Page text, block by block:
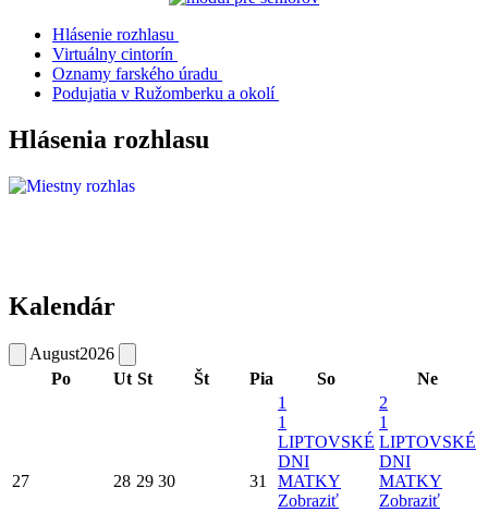
Hlásenie rozhlasu
Virtuálny cintorín
Oznamy farského úradu
Podujatia v Ružomberku a okolí
Hlásenia rozhlasu
Kalendár
August2026
Po
Ut St Št Pia So Ne
27 28 29 30 31
1
1
LIPTOVSKÉ
DNI
MATKY
Zobraziť
2
1
LIPTOVSKÉ
DNI
MATKY
Zobraziť